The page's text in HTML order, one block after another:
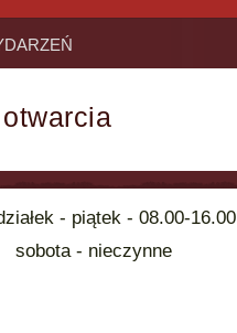
- piątek - 08.00-16.00
sobota - nieczynne